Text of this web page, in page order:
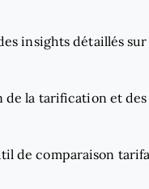
insights détaillés sur
de la tarification et des
de comparaison